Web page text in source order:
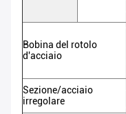
Bobina del rotolo
d'acciaio
Sezione/acciaio
irregolare